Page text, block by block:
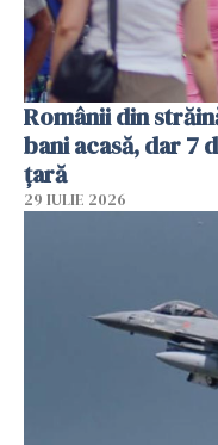
Românii din
bani acasă, dar 7
țară
29 IULIE 2026